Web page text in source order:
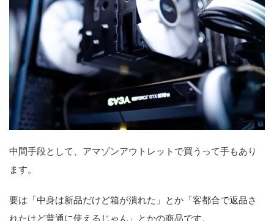
中間手段として、アマゾンアウトレットで買うって手もあり
ます。
要は「中身は新品だけど箱が潰れた」とか「客都合で返品さ
れたけど普通に使えるじゃん」とかの商品です。